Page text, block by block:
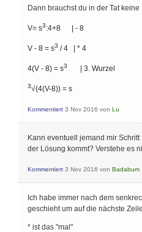
Dann brauchst du in der Tat
V= s3:4+8 | - 8
V - 8 = s3 / 4 | * 4
4(V - 8) = s3 | 3. Wurzel
3√(4(V-8)) = s
Kommentiert 3 Nov 2016 von Lu
Kann eventuell jemand mir
der Lösung kommt? Verstehe es
Kommentiert 3 Nov 2016 von Badabum
Ich habe immer nach dem
geschieht um auf die nächste
* ist das "mal"